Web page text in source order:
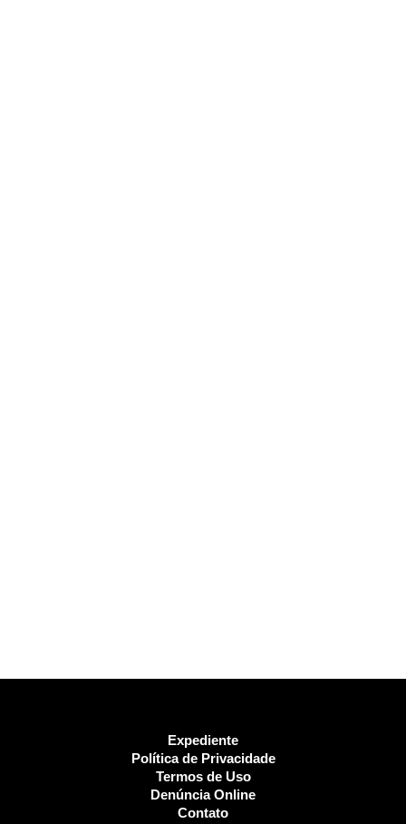
Expediente
Política de Privacidade
Termos de Uso
Denúncia Online
Contato